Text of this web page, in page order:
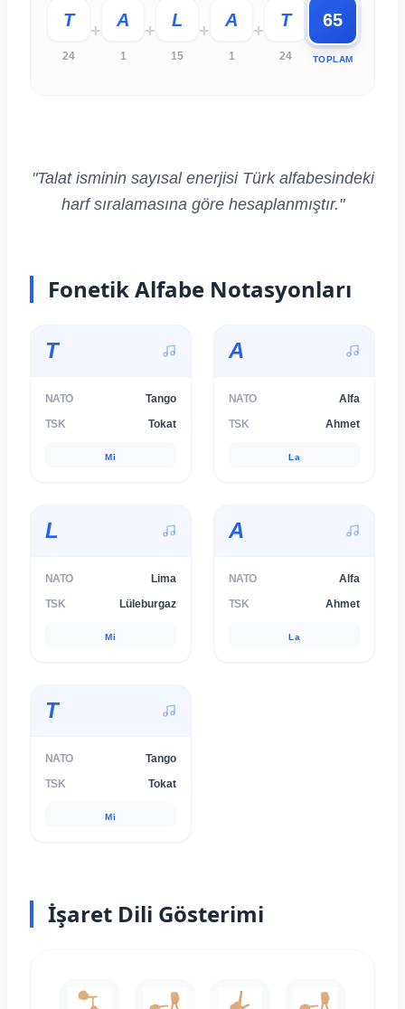
T
24
+
A
1
+
L
15
+
A
1
+
T
24
65
TOPLAM
"Talat isminin sayısal enerjisi Türk alfabesindeki
harf sıralamasına göre hesaplanmıştır."
Fonetik Alfabe Notasyonları
T
NATO
Tango
TSK
Tokat
Mi
A
NATO
Alfa
TSK
Ahmet
La
L
NATO
Lima
TSK
Lüleburgaz
Mi
A
NATO
Alfa
TSK
Ahmet
La
T
NATO
Tango
TSK
Tokat
Mi
İşaret Dili Gösterimi